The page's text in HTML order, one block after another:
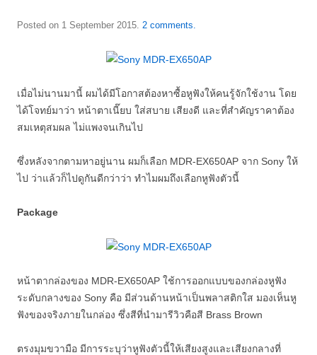
Posted on 1 September 2015. 2 comments.
เมื่อไม่นานมานี้ ผมได้มีโอกาสต้องหาซื้อหูฟังให้คนรู้จักใช้งาน โดย
ได้โจทย์มาว่า หน้าตาเนี๊ยบ ใส่สบาย เสียงดี และที่สำคัญราคาต้อง
สมเหตุสมผล ไม่แพงจนเกินไป
ซึ่งหลังจากตามหาอยู่นาน ผมก็เลือก MDR-EX650AP จาก Sony ให้
ไป ว่าแล้วก็ไปดูกันดีกว่าว่า ทำไมผมถึงเลือกหูฟังตัวนี้
Package
หน้าตากล่องของ MDR-EX650AP ใช้การออกแบบของกล่องหูฟัง
ระดับกลางของ Sony คือ มีส่วนด้านหน้าเป็นพลาสติกใส มองเห็นหู
ฟังของจริงภายในกล่อง ซึ่งสีที่นำมารีวิวคือสี Brass Brown
ตรงมุมขวามือ มีการระบุว่าหูฟังตัวนี้ให้เสียงสูงและเสียงกลางที่